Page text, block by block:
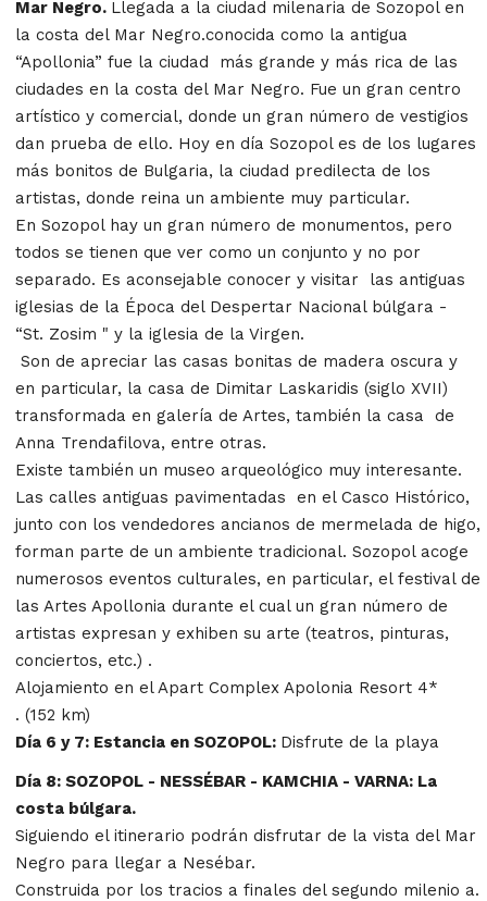
Mar Negro. Llegada a la ciudad milenaria de Sozopol en
la costa del Mar Negro.conocida como la antigua
“Apollonia” fue la ciudad más grande y más rica de las
ciudades en la costa del Mar Negro. Fue un gran centro
artístico y comercial, donde un gran número de vestigios
dan prueba de ello. Hoy en día Sozopol es de los lugares
más bonitos de Bulgaria, la ciudad predilecta de los
artistas, donde reina un ambiente muy particular.
En Sozopol hay un gran número de monumentos, pero
todos se tienen que ver como un conjunto y no por
separado. Es aconsejable conocer y visitar las antiguas
iglesias de la Época del Despertar Nacional búlgara -
“St. Zosim " y la iglesia de la Virgen.
Son de apreciar las casas bonitas de madera oscura y
en particular, la casa de Dimitar Laskaridis (siglo XVII)
transformada en galería de Artes, también la casa de
Anna Trendafilova, entre otras.
Existe también un museo arqueológico muy interesante.
Las calles antiguas pavimentadas en el Casco Histórico,
junto con los vendedores ancianos de mermelada de higo,
forman parte de un ambiente tradicional. Sozopol acoge
numerosos eventos culturales, en particular, el festival de
las Artes Apollonia durante el cual un gran número de
artistas expresan y exhiben su arte (teatros, pinturas,
conciertos, etc.) .
Alojamiento en el Apart Complex Apolonia Resort 4*
. (152 km)
Día 6 y 7: Estancia en SOZOPOL: Disfrute de la playa
Día 8: SOZOPOL - NESSÉBAR - KAMCHIA - VARNA: La
costa búlgara.
Siguiendo el itinerario podrán disfrutar de la vista del Mar
Negro para llegar a Nesébar.
Construida por los tracios a finales del segundo milenio a.